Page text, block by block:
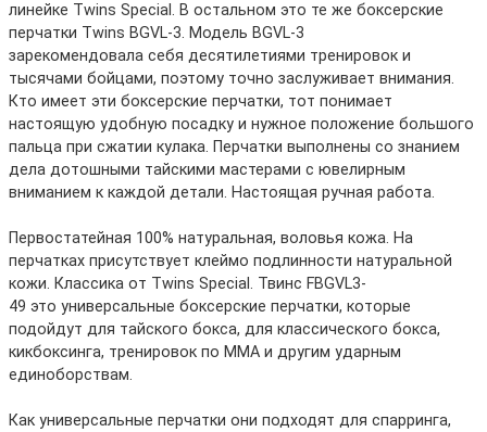
линейке Twins Special. В остальном это те же боксерские
перчатки Twins BGVL-3. Модель BGVL-3
зарекомендовала себя десятилетиями тренировок и
тысячами бойцами, поэтому точно заслуживает внимания.
Кто имеет эти боксерские перчатки, тот понимает
настоящую удобную посадку и нужное положение большого
пальца при сжатии кулака. Перчатки выполнены со знанием
дела дотошными тайскими мастерами с ювелирным
вниманием к каждой детали. Настоящая ручная работа.
Первостатейная 100% натуральная, воловья кожа. На
перчатках присутствует клеймо подлинности натуральной
кожи. Классика от Twins Special. Твинс FBGVL3-
49 это универсальные боксерские перчатки, которые
подойдут для тайского бокса, для классического бокса,
кикбоксинга, тренировок по ММА и другим ударным
единоборствам.
Как универсальные перчатки они подходят для спарринга,